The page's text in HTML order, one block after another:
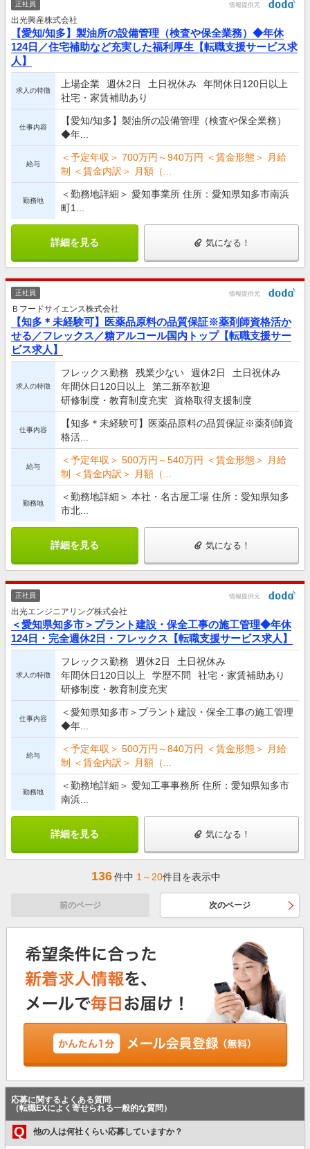
正社員 情報提供元
出光興産株式会社
【愛知/知多】製油所の設備管理（検査や保全業務）◆年休
124日／住宅補助など充実した福利厚生【転職支援サービス求
人】
求人の特徴
上場企業 週休2日 土日祝休み
年間休日120日以上
社宅・家賃補助あり
仕事内容
【愛知/知多】製油所の設備管理（検査や保全業務）
◆年...
給与
＜予定年収＞ 700万円～940万円 ＜賃金形態＞ 月給
制 ＜賃金内訳＞ 月額（...
勤務地
＜勤務地詳細＞ 愛知事業所 住所：愛知県知多市南浜
町1...
詳細を見る 気になる！
正社員 情報提供元
Ｂフードサイエンス株式会社
【知多＊未経験可】医薬品原料の品質保証※薬剤師資格活か
せる／フレックス／糖アルコール国内トップ【転職支援サー
ビス求人】
求人の特徴
フレックス勤務 残業少ない 週休2日
土日祝休み
年間休日120日以上
第二新卒歓迎
研修制度・教育制度充実
資格取得支援制度
仕事内容
【知多＊未経験可】医薬品原料の品質保証※薬剤師資
格活...
給与
＜予定年収＞ 500万円～540万円 ＜賃金形態＞ 月給
制 ＜賃金内訳＞ 月額（...
勤務地
＜勤務地詳細＞ 本社・名古屋工場 住所：愛知県知多
市北...
詳細を見る 気になる！
正社員 情報提供元
出光エンジニアリング株式会社
＜愛知県知多市＞プラント建設・保全工事の施工管理◆年休
124日・完全週休2日・フレックス【転職支援サービス求人】
求人の特徴
フレックス勤務 週休2日
土日祝休み
年間休日120日以上
学歴不問
社宅・家賃補助あり
研修制度・教育制度充実
仕事内容
＜愛知県知多市＞プラント建設・保全工事の施工管理
◆年...
給与
＜予定年収＞ 500万円～840万円 ＜賃金形態＞ 月給
制 ＜賃金内訳＞ 月額（...
勤務地
＜勤務地詳細＞ 愛知工事事務所 住所：愛知県知多市
南浜...
詳細を見る 気になる！
136件中 1～20件目を表示中
前のページ 次のページ
応募に関するよくある質問
（転職EXによく寄せられる一般的な質問）
Q 他の人は何社くらい応募していますか？